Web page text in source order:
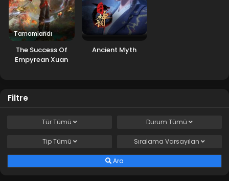
Tamamlandı
The Success Of
Empyrean Xuan
Ancient Myth
Filtre
TürTümü Durum Tümü
TipTümü Sıralama Varsayılan
Ara